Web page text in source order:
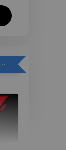
加購優惠【悟空 鳥山明紀念款 [奇蹟工作室]】